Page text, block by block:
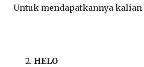
Untuk mendapatkannya
HELO